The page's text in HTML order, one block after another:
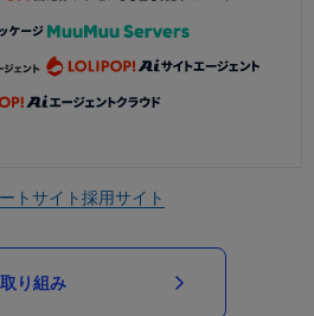
トサイト採用サイト
り組み